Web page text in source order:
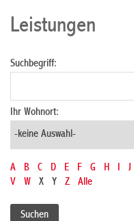
Leistungen
Suchbegriff:
Ihr Wohnort:
A B C D E F G H I J
V
W X Y Z Alle